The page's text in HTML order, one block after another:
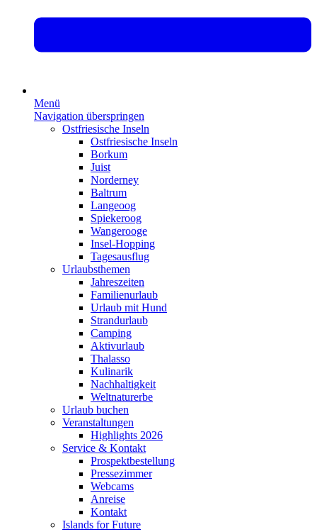
Menü
Navigation überspringen
Ostfriesische Inseln
Ostfriesische Inseln
Borkum
Juist
Norderney
Baltrum
Langeoog
Spiekeroog
Wangerooge
Insel-Hopping
Tagesausflug
Urlaubsthemen
Jahreszeiten
Familienurlaub
Urlaub mit Hund
Strandurlaub
Camping
Aktivurlaub
Thalasso
Kulinarik
Nachhaltigkeit
Weltnaturerbe
Urlaub buchen
Veranstaltungen
Highlights 2026
Service & Kontakt
Prospektbestellung
Pressezimmer
Webcams
Anreise
Kontakt
Islands for Future